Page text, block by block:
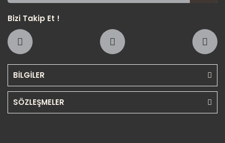
BİLGİLER
SÖZLEŞMELER
Bizi Takip Et !